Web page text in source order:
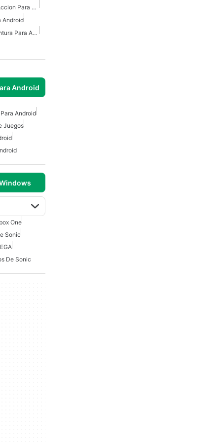
Juegos De Aventuras Y Accion Para Android
Android
Juegos De Acción Y Aventura Para Android
Android
Android
Juegos
One
Sonic
De Sonic